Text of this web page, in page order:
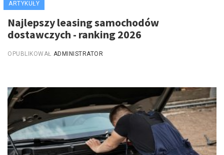
ARTYKUŁY
Najlepszy leasing samochodów
dostawczych - ranking 2026
OPUBLIKOWAŁ ADMINISTRATOR